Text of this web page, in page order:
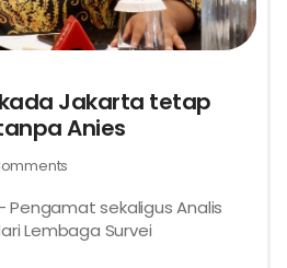
Jakarta tetap
Anies
Pengamat sekaligus Analis
Lembaga Survei